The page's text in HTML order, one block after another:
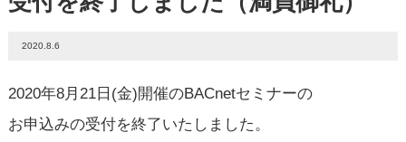
2020.8.6
2020年8月21日(金)開催のBACnetセミナーの
お申込みの受付を終了いたしました。